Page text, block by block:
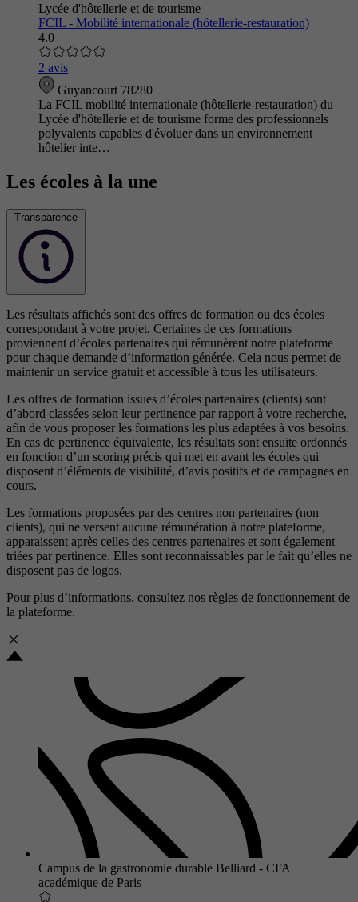
Lycée d'hôtellerie et de tourisme
FCIL - Mobilité internationale (hôtellerie-restauration)
4.0
2 avis
Guyancourt 78280
La FCIL mobilité internationale (hôtellerie-restauration) du
Lycée d'hôtellerie et de tourisme forme des professionnels
polyvalents capables d'évoluer dans un environnement
hôtelier inte…
Les écoles à la une
Transparence
Les résultats affichés sont des offres de formation ou des écoles
correspondant à votre projet. Certaines de ces formations
proviennent d’écoles partenaires qui rémunèrent notre plateforme
pour chaque demande d’information générée. Cela nous permet de
maintenir un service gratuit et accessible à tous les utilisateurs.
Les offres de formation issues d’écoles partenaires (clients) sont
d’abord classées selon leur pertinence par rapport à votre recherche,
afin de vous proposer les formations les plus adaptées à vos besoins.
En cas de pertinence équivalente, les résultats sont ensuite ordonnés
en fonction d’un scoring précis qui met en avant les écoles qui
disposent d’éléments de visibilité, d’avis positifs et de campagnes en
cours.
Les formations proposées par des centres non partenaires (non
clients), qui ne versent aucune rémunération à notre plateforme,
apparaissent après celles des centres partenaires et sont également
triées par pertinence. Elles sont reconnaissables par le fait qu’elles ne
disposent pas de logos.
Pour plus d’informations, consultez nos règles de fonctionnement de
la plateforme.
Campus de la gastronomie durable Belliard - CFA
académique de Paris